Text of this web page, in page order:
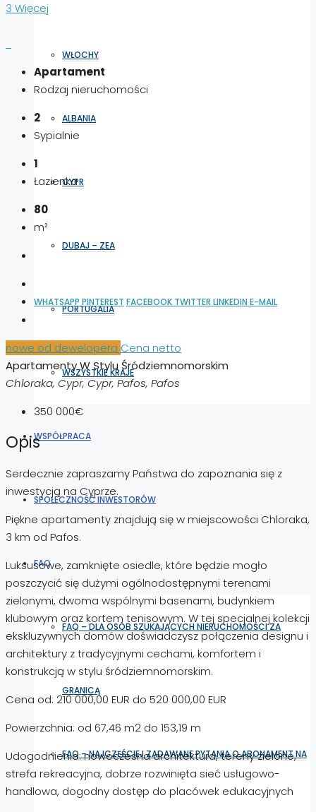
WŁOCHY
ALBANIA
CYPR
DUBAJ – ZEA
PORTUGALIA
WSZYSTKIE KRAJE
WSPÓŁPRACA
SPOŁECZNOŚĆ INWESTORÓW
FAQ
FAQ – DLA OSÓB SZUKAJĄCYCH NIERUCHOMOŚCI ZA
GRANICĄ
FAQ – NAJCZĘŚCIEJ ZADAWANE PYTANIA O ABONAMENT NA
3 Więcej
Apartament
Rodzaj nieruchomości
2
Sypialnie
1
Łazienka
80
m²
WHATSAPP PINTEREST FACEBOOK TWITTER LINKEDIN E-MAIL
nowe od dewelopera Cena netto
Apartamenty W Stylu Śródziemnomorskim
Chloraka, Cypr, Cypr, Pafos, Pafos
350 000€
Opis
Serdecznie zapraszamy Państwa do zapoznania się z
inwestycją na Cyprze.
Piękne apartamenty znajdują się w miejscowości Chloraka,
3 km od Pafos.
Luksusowe, zamknięte osiedle, które będzie mogło
poszczycić się dużymi ogólnodostępnymi terenami
zielonymi, dwoma wspólnymi basenami, budynkiem
klubowym oraz kortem tenisowym. W tej specjalnej kolekcji
ekskluzywnych domów doświadczysz połączenia designu i
architektury z tradycyjnymi cechami, komfortem i
konstrukcją w stylu śródziemnomorskim.
Cena od: 210 000,00 EUR do 520 000,00 EUR
Powierzchnia: od 67,46 m2 do 153,19 m
Udogodnienia: nowoczesna architektura, tereny zielone,
strefa rekreacyjna, dobrze rozwinięta sieć usługowo-
handlowa, dogodny dostęp do placówek edukacyjnych